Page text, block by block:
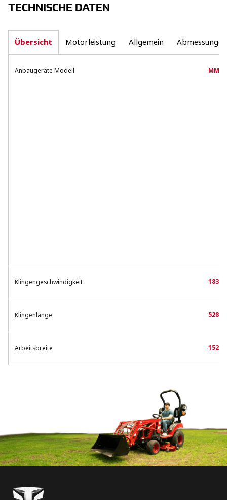
TECHNISCHE DATEN
Übersicht Motorleistung Allgemein
Anbaugeräte Modell
Klingengeschwindigkeit
Klingenlänge
Arbeitsbreite 1524